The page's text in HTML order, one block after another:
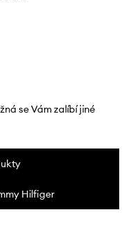
se Vám zalíbí jiné
Hilfiger